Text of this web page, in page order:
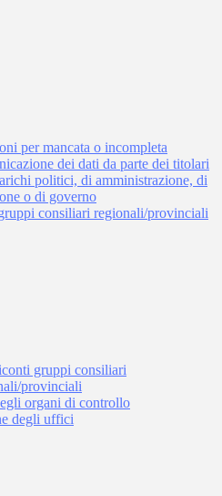
per mancata o incompleta
dei dati da parte dei titolari
politici, di amministrazione, di
o di governo
consiliari regionali/provinciali
gruppi consiliari
provinciali
organi di controllo
degli uffici